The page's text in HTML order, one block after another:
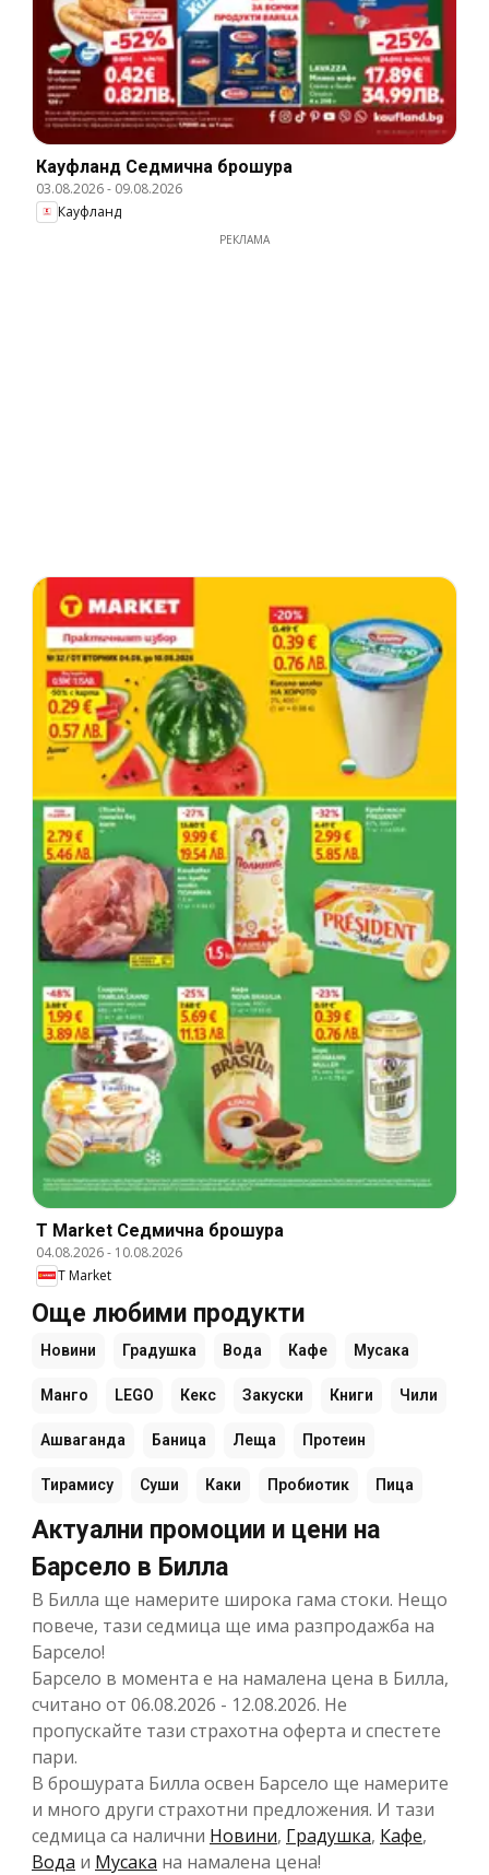
Кауфланд Cедмична брошура
03.08.2026- 09.08.2026
Кауфланд
РЕКЛАМА
T Market Cедмична брошура
04.08.2026- 10.08.2026
T Market
Още любими продукти
Новини Градушка Вода Кафе Мусака
Манго LEGO Кекс Закуски Книги Чили
Ашваганда Баница Леща Протеин
Тирамису Суши Каки Пробиотик Пица
Актуални промоции и цени на
Барсело в Билла
В Билла ще намерите широка гама стоки. Нещо
повече, тази седмица ще има разпродажба на
Барсело!
Барсело в момента е на намалена цена в Билла,
считано от 06.08.2026 - 12.08.2026. Не
пропускайте тази страхотна оферта и спестете
пари.
В брошурата Билла освен Барсело ще намерите
и много други страхотни предложения. И тази
седмица са налични Новини, Градушка, Кафе,
Вода и Мусака на намалена цена!